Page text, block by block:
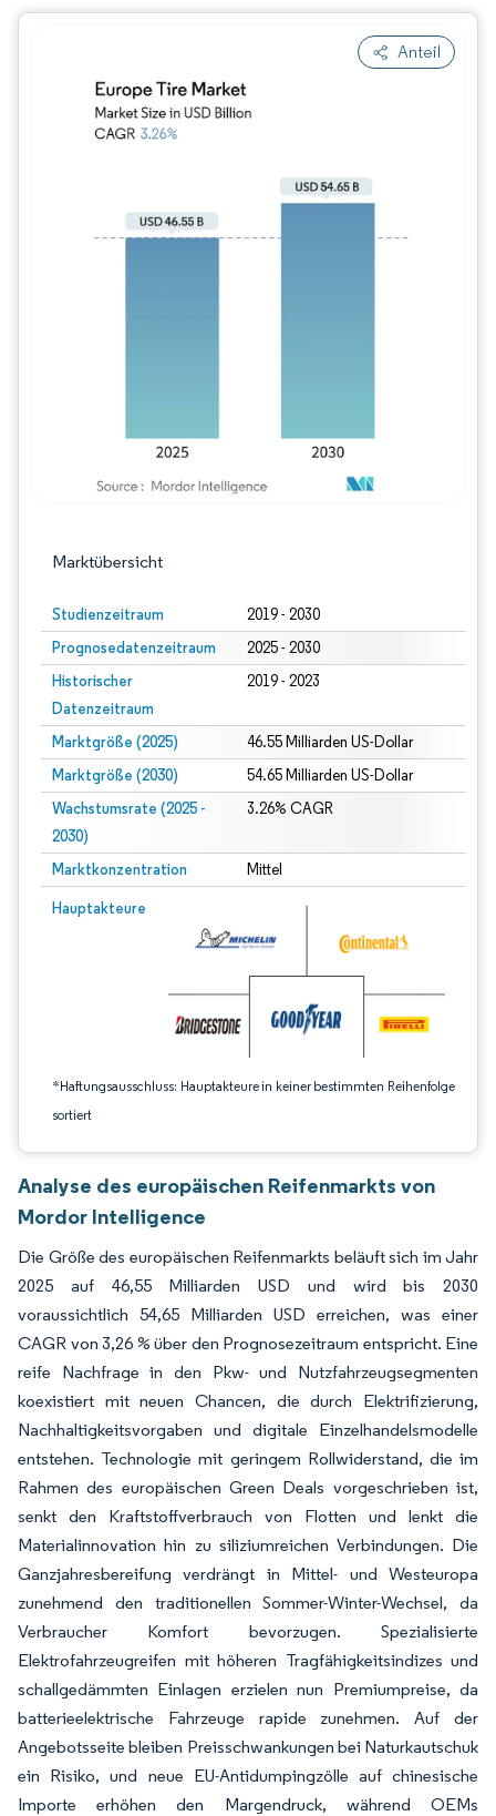
Anteil
Marktübersicht
Studienzeitraum 2019 - 2030
Prognosedatenzeitraum 2025 - 2030
Historischer
Datenzeitraum
2019 - 2023
Marktgröße (2025) 46.55 Milliarden US-Dollar
Marktgröße (2030) 54.65 Milliarden US-Dollar
Wachstumsrate (2025 -
2030)
3.26% CAGR
Marktkonzentration Mittel
Hauptakteure
*Haftungsausschluss: Hauptakteure in keiner bestimmten Reihenfolge
sortiert
Bild © Mordor Intelligence. Wiederverwendung erfordert Namensnennung
Analyse des europäischen Reifenmarkts von
Mordor Intelligence
Die Größe des europäischen Reifenmarkts beläuft sich im Jahr
2025 auf 46,55 Milliarden USD und wird bis 2030
voraussichtlich 54,65 Milliarden USD erreichen, was einer
CAGR von 3,26 % über den Prognosezeitraum entspricht. Eine
reife Nachfrage in den Pkw- und Nutzfahrzeugsegmenten
koexistiert mit neuen Chancen, die durch Elektrifizierung,
Nachhaltigkeitsvorgaben und digitale Einzelhandelsmodelle
entstehen. Technologie mit geringem Rollwiderstand, die im
Rahmen des europäischen Green Deals vorgeschrieben ist,
senkt den Kraftstoffverbrauch von Flotten und lenkt die
Materialinnovation hin zu siliziumreichen Verbindungen. Die
Ganzjahresbereifung verdrängt in Mittel- und Westeuropa
zunehmend den traditionellen Sommer-Winter-Wechsel, da
Verbraucher Komfort bevorzugen. Spezialisierte
Elektrofahrzeugreifen mit höheren Tragfähigkeitsindizes und
schallgedämmten Einlagen erzielen nun Premiumpreise, da
batterieelektrische Fahrzeuge rapide zunehmen. Auf der
Angebotsseite bleiben Preisschwankungen bei Naturkautschuk
ein Risiko, und neue EU-Antidumpingzölle auf chinesische
Importe erhöhen den Margendruck, während OEMs